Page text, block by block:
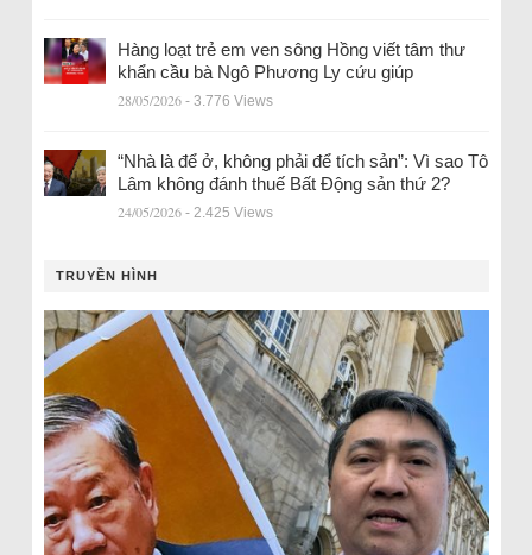
Hàng loạt trẻ em ven sông Hồng viết tâm thư
khẩn cầu bà Ngô Phương Ly cứu giúp
28/05/2026 - 3.776 Views
“Nhà là để ở, không phải để tích sản”: Vì sao Tô
Lâm không đánh thuế Bất Động sản thứ 2?
24/05/2026 - 2.425 Views
TRUYỀN HÌNH